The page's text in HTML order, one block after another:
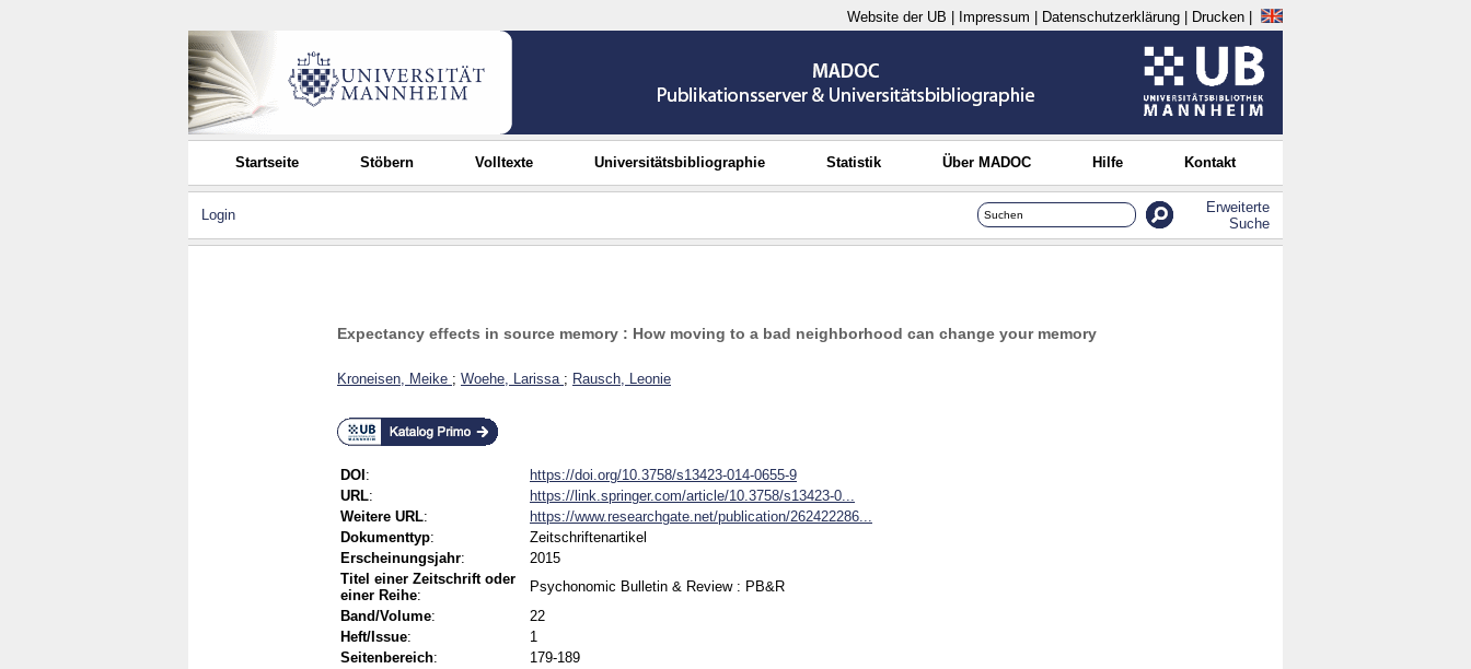
Website der UB Impressum Datenschutzerklärung Drucken
Startseite Stöbern Volltexte Universitätsbibliographie Statistik Über MADOC Hilfe Kontakt
Login
Erweiterte
Suche
Expectancy effects in source memory : How moving to a bad neighborhood can change your memory
Kroneisen, Meike ; Woehe, Larissa ; Rausch, Leonie
DOI :
https://doi.org/10.3758/s13423-014-0655-9
URL:
https://link.springer.com/article/10.3758/s13423-0...
Weitere URL:
https://www.researchgate.net/publication/262422286...
Dokumenttyp:
Zeitschriftenartikel
Erscheinungsjahr:
2015
Titel einer Zeitschrift oder
einer Reihe:
Psychonomic Bulletin & Review : PB&R
Band/Volume:
22
Heft/Issue:
1
Seitenbereich:
179-189